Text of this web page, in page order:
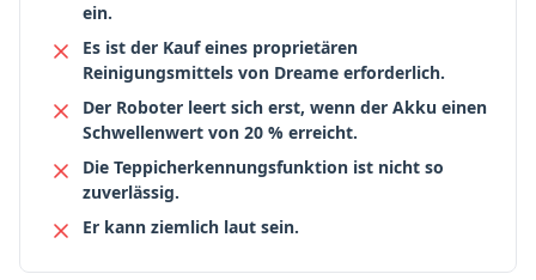
ein.
Es ist der Kauf eines proprietären
Reinigungsmittels von Dreame erforderlich.
Der Roboter leert sich erst, wenn der Akku einen
Schwellenwert von 20 % erreicht.
Die Teppicherkennungsfunktion ist nicht so
zuverlässig.
Er kann ziemlich laut sein.